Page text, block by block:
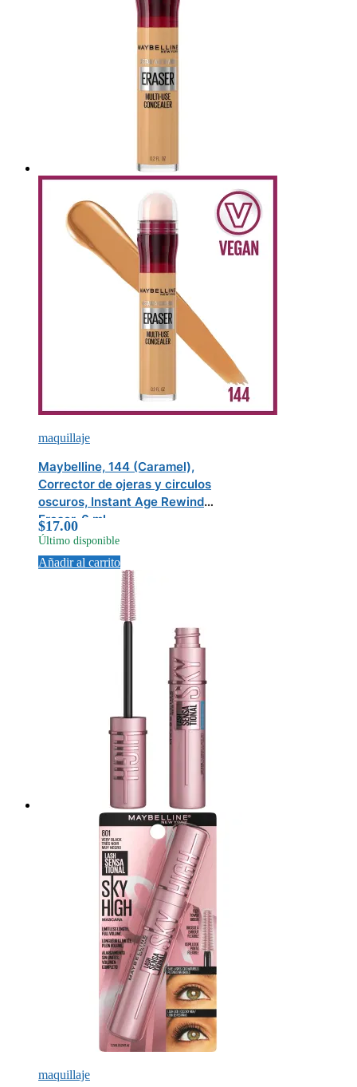
maquillaje
Maybelline, 144 (Caramel),
Corrector de ojeras y circulos
oscuros, Instant Age Rewind
Eraser, 6 ml
$17.00
Último disponible
Añadir al carrito
maquillaje